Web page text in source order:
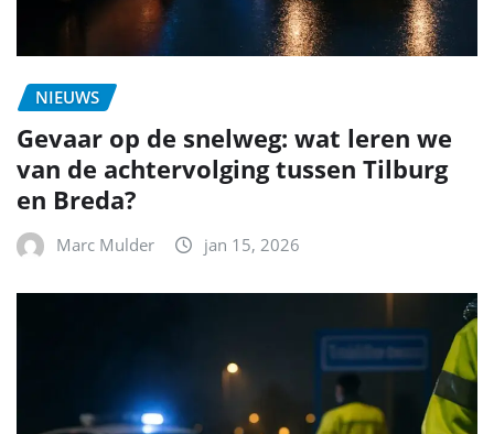
NIEUWS
Gevaar op de snelweg: wat leren we
van de achtervolging tussen Tilburg
en Breda?
Marc Mulder jan 15, 2026